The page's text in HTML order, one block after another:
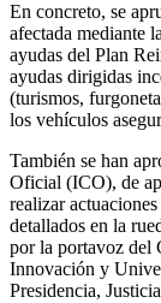
En concreto, se
afectada mediante
ayudas del Plan
ayudas dirigidas
(turismos,
los vehículos
También se han
Oficial (ICO), de
realizar
detallados en la
por la portavoz del
Innovación y
Presidencia,